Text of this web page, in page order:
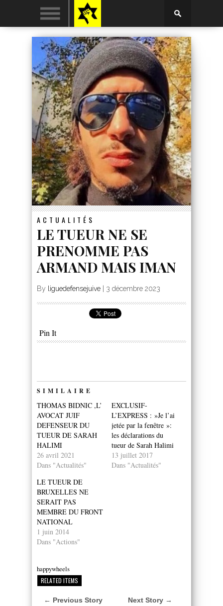
ACTUALITÉS
LE TUEUR NE SE
PRENOMME PAS
ARMAND MAIS IMAN
By liguedefensejuive 3 décembre 2023
Pin It
SIMILAIRE
THOMAS BIDNIC ,L’
AVOCAT JUIF
DEFENSEUR DU
TUEUR DE SARAH
HALIMI
26 avril 2021
Dans "Actualités"
EXCLUSIF-
L’EXPRESS : »Je l’ai
jetée par la fenêtre »:
les déclarations du
tueur de Sarah Halimi
13 juillet 2017
Dans "Actualités"
LE TUEUR DE
BRUXELLES NE
SERAIT PAS
MEMBRE DU FRONT
NATIONAL
1 juin 2014
Dans "Actions"
happywheels
RELATED ITEMS
← Previous Story Next Story →